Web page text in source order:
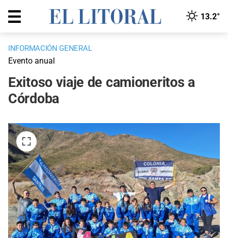
13.2°
INFORMACIÓN GENERAL
Evento anual
Exitoso viaje de camioneritos a
Córdoba